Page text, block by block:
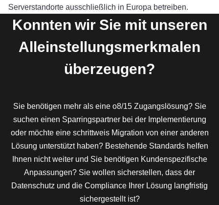
Serverstandorte ausschließlich in Europa betreiben.
Konnten wir Sie mit unseren
Alleinstellungsmerkmalen
überzeugen?
Sie benötigen mehr als eine o8/15 Zugangslösung? Sie
suchen einen Sparringspartner bei der Implementierung
oder möchte eine schrittweis Migration von einer anderen
Lösung unterstützt haben? Bestehende Standards helfen
Ihnen nicht weiter und Sie benötigen Kundenspezifische
Anpassungen? Sie wollen sicherstellen, dass der
Datenschutz und die Compliance Ihrer Lösung langfristig
sichergestellt ist?